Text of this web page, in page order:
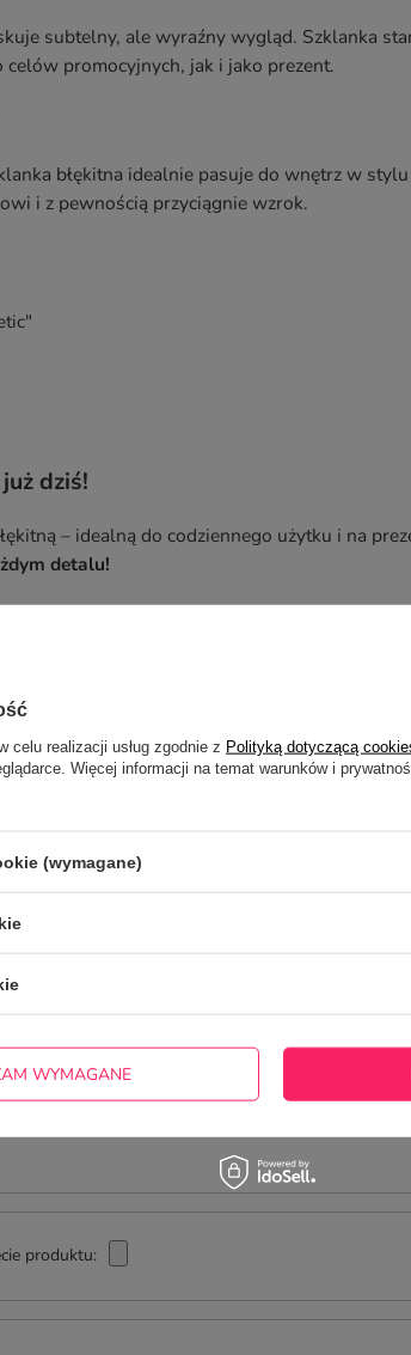
subtelny, ale wyraźny wygląd. Szklanka
promocyjnych, jak i jako prezent.
błękitna idealnie pasuje do wnętrz w stylu
i z pewnością przyciągnie wzrok.
dziś!
– idealną do codziennego użytku i na
detalu!
białe na Twoim projekcie, zostanie
napisów lub grafik w czerni.
produktu:
celu realizacji usług zgodnie z Polityką dotyczącą
Więcej informacji na temat warunków i
(wymagane)
WYMAGANE